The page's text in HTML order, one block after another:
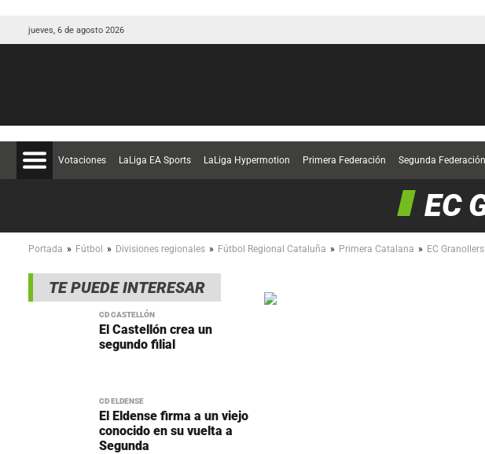
jueves, 6 de agosto 2026
Votaciones LaLiga EA Sports LaLiga Hypermotion Primera Federación Segunda Federación
EC
Portada » Fútbol » Divisiones regionales » Fútbol Regional Cataluña » Primera Catalana » EC Granollers
TE PUEDE INTERESAR
CD CASTELLÓN
El Castellón crea un
segundo filial
CD ELDENSE
El Eldense firma a un viejo
conocido en su vuelta a
Segunda